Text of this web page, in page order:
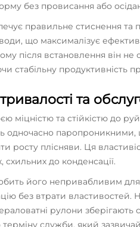
без провисання або
правильне стиснення та
що максималізує
після встановлення він не
стабільну продуктивність
та
міцністю та стійкістю до
одночасно паропроникними,
росту плісняви. Ця
до конденсації.
його непривабливим для
без втрати властивостей.
рулони
служби, який